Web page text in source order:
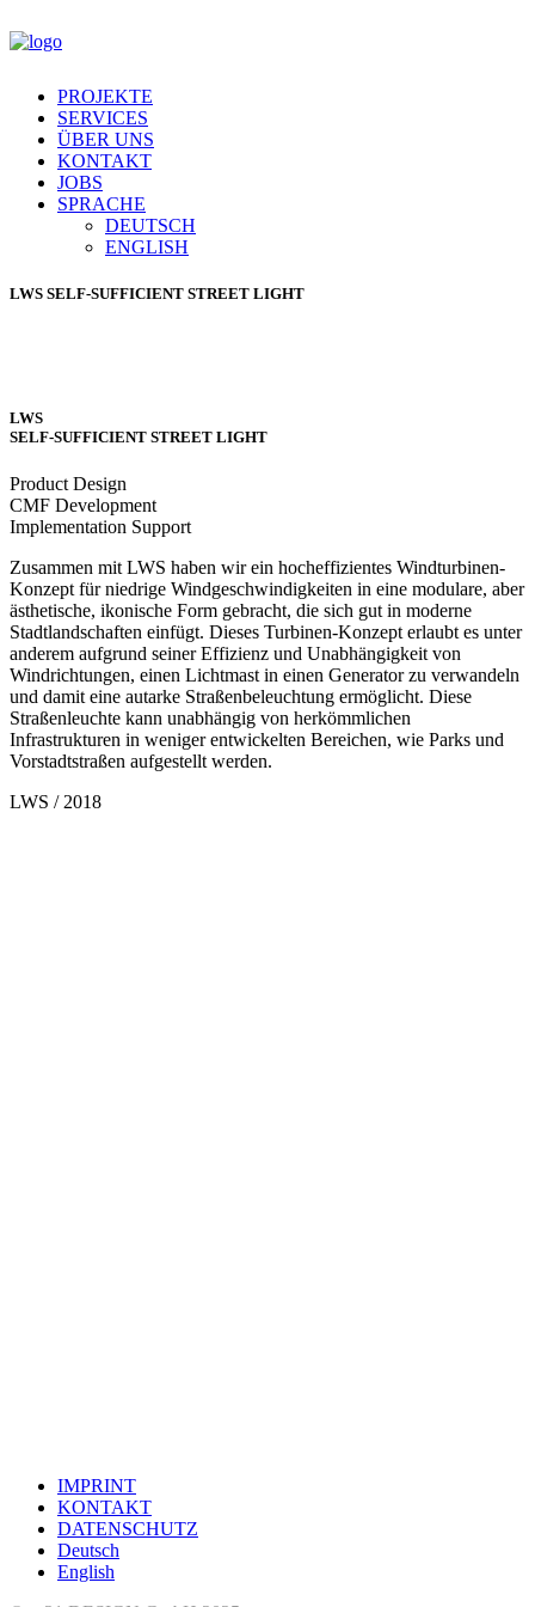
PROJEKTE
SERVICES
ÜBER UNS
KONTAKT
JOBS
SPRACHE
DEUTSCH
ENGLISH
LWS SELF-SUFFICIENT STREET LIGHT
LWS
SELF-SUFFICIENT STREET LIGHT
Product Design
CMF Development
Implementation Support
Zusammen mit LWS haben wir ein hocheffizientes Windturbinen-
Konzept für niedrige Windgeschwindigkeiten in eine modulare, aber
ästhetische, ikonische Form gebracht, die sich gut in moderne
Stadtlandschaften einfügt. Dieses Turbinen-Konzept erlaubt es unter
anderem aufgrund seiner Effizienz und Unabhängigkeit von
Windrichtungen, einen Lichtmast in einen Generator zu verwandeln
und damit eine autarke Straßenbeleuchtung ermöglicht. Diese
Straßenleuchte kann unabhängig von herkömmlichen
Infrastrukturen in weniger entwickelten Bereichen, wie Parks und
Vorstadtstraßen aufgestellt werden.
LWS / 2018
IMPRINT
KONTAKT
DATENSCHUTZ
Deutsch
English